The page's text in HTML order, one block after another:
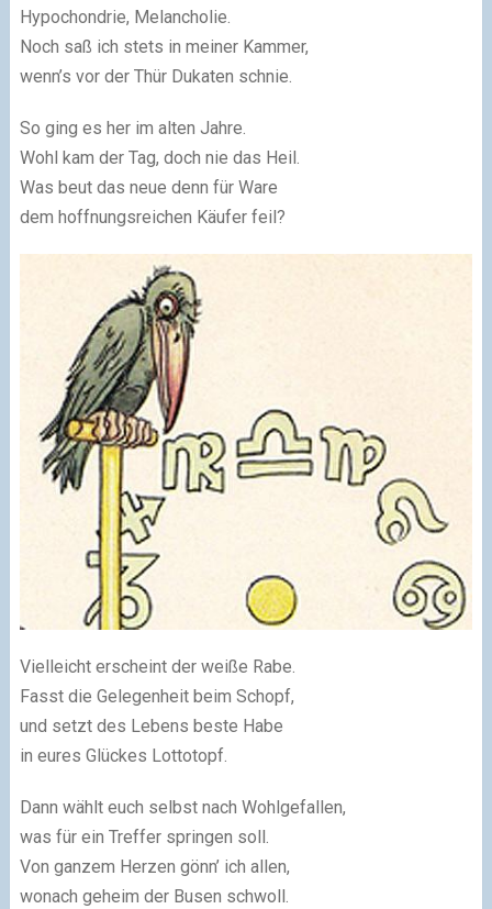
Hypochondrie, Melancholie.
Noch saß ich stets in meiner Kammer,
wenn’s vor der Thür Dukaten schnie.
So ging es her im alten Jahre.
Wohl kam der Tag, doch nie das Heil.
Was beut das neue denn für Ware
dem hoffnungsreichen Käufer feil?
Vielleicht erscheint der weiße Rabe.
Fasst die Gelegenheit beim Schopf,
und setzt des Lebens beste Habe
in eures Glückes Lottotopf.
Dann wählt euch selbst nach Wohlgefallen,
was für ein Treffer springen soll.
Von ganzem Herzen gönn’ ich allen,
wonach geheim der Busen schwoll.